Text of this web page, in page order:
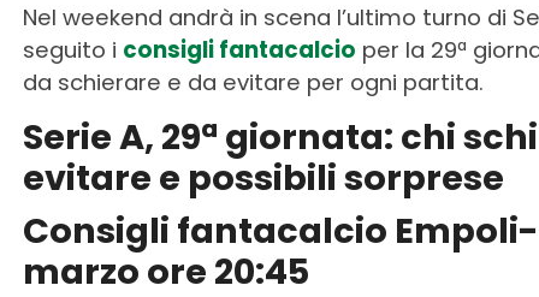
Nel weekend andrà in scena l’ultimo turno di
seguito i consigli fantacalcio per la 29ª
da schierare e da evitare per ogni partita.
Serie A, 29ª giornata: chi
evitare e possibili sorprese
Consigli fantacalcio
marzo ore 20:45